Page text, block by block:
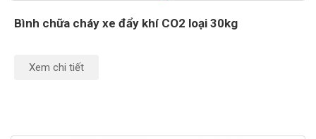
Bình chữa cháy xe đẩy khí CO2 loại 30kg
Xem chi tiết